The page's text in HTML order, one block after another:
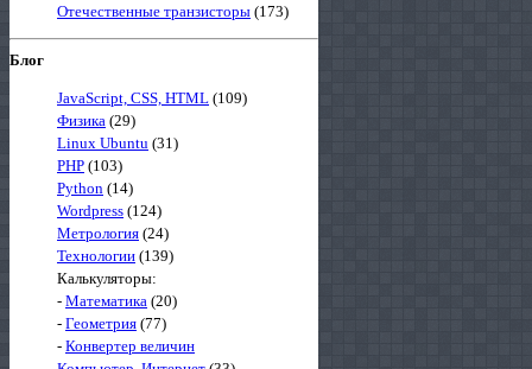
Отечественные транзисторы (173)
Блог
JavaScript, CSS, HTML (109)
Физика (29)
Linux Ubuntu (31)
PHP (103)
Python (14)
Wordpress (124)
Метрология (24)
Технологии (139)
Калькуляторы:
- Математика (20)
- Геометрия (77)
- Конвертер величин